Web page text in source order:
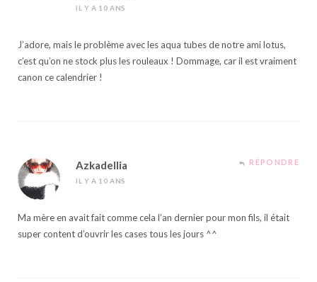
IL Y A 10 ANS
J’adore, mais le problème avec les aqua tubes de notre ami lotus,
c’est qu’on ne stock plus les rouleaux ! Dommage, car il est vraiment
canon ce calendrier !
Azkadellia
IL Y A 10 ANS
RÉPONDRE
Ma mère en avait fait comme cela l’an dernier pour mon fils, il était
super content d’ouvrir les cases tous les jours ^^